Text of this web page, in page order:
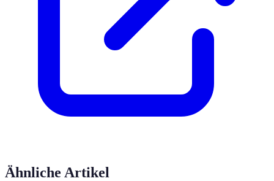
Ähnliche Artikel